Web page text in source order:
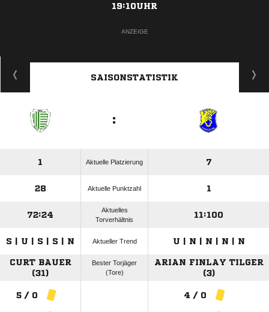
19:10UHR
ANZEIGE
SAISONSTATISTIK
:
1 Aktuelle Platzierung 7
28 Aktuelle Punktzahl 1
72:24
Aktuelles
Torverhältnis
11:100
S | U | S | S | N Aktueller Trend U | N | N | N | N
CURT BAUER
(31)
Bester Torjäger
(Tore)
ARIAN FINLAY TILGER
(3)
5 / 0 4 / 0